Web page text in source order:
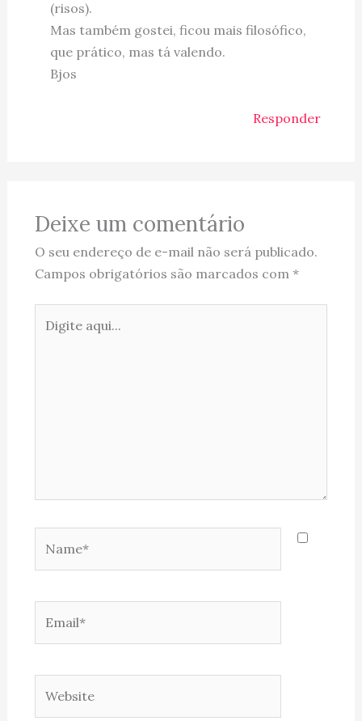
(risos).
Mas também gostei, ficou mais filosófico,
que prático, mas tá valendo.
Bjos
Responder
Deixe um comentário
O seu endereço de e-mail não será publicado.
Campos obrigatórios são marcados com *
aqui...